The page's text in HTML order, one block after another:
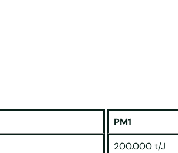
PM1
200.000 t/J